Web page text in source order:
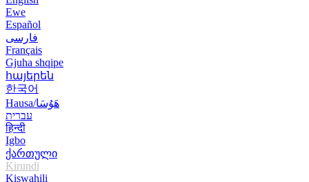
Ewe
Español
فارسی
Français
Gjuha shqipe
հայերեն
한국어
Hausa/هَوُسَا
עברית
हिन्दी
Igbo
ქართული
Kirundi
Kiswahili